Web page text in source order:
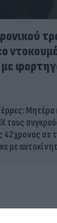
Μητέρα
τους
42χρονος σε
με